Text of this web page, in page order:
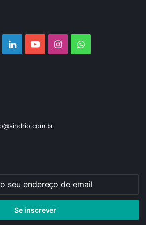
LinkedinYouTubeInstagramWhatsApp